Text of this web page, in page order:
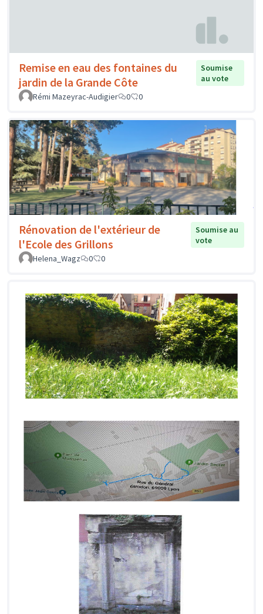
Remise en eau des fontaines du
jardin de la Grande Côte
Soumise
au vote
Rémi Mazeyrac-Audigier
0 0
Rénovation de l'extérieur de
l'Ecole des Grillons
Soumise au
vote
Helena_Wagz
0 0